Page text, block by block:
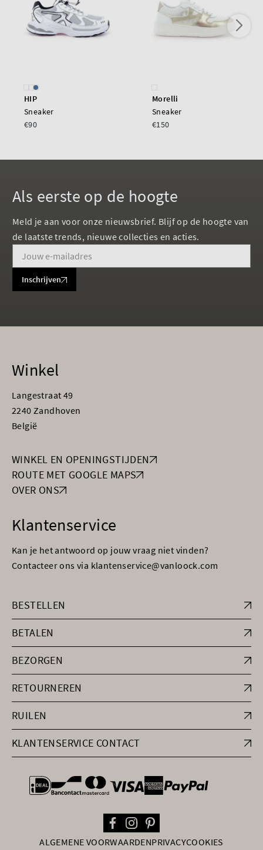
HIP
Sneaker
€90
Morelli
Sneaker
€150
Als eerste op de hoogte
Meld je aan voor onze nieuwsbrief. Blijf op de hoogte van
de laatste trends, nieuwe collecties en acties.
Inschrijven
Winkel
Langestraat 49
2240 Zandhoven
België
WINKEL EN OPENINGSTIJDEN
ROUTE MET GOOGLE MAPS
OVER ONS
Klantenservice
Kan je het antwoord op jouw vraag niet vinden?
Contacteer ons via klantenservice@vanloock.com
BESTELLEN
BETALEN
BEZORGEN
RETOURNEREN
RUILEN
KLANTENSERVICE CONTACT
general.paymentOptions
ALGEMENE VOORWAARDENPRIVACYCOOKIES